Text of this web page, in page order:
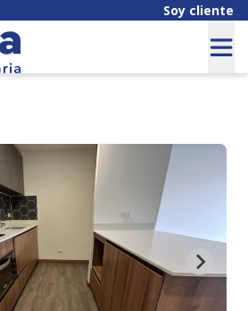
Soy cliente